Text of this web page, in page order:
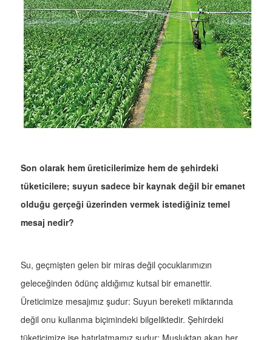
Son olarak hem üreticilerimize hem de şehirdeki
tüketicilere; suyun sadece bir kaynak değil bir emanet
olduğu gerçeği üzerinden vermek istediğiniz temel
mesaj nedir?
Su, geçmişten gelen bir miras değil çocuklarımızın
geleceğinden ödünç aldığımız kutsal bir emanettir.
Üreticimize mesajımız şudur: Suyun bereketi miktarında
değil onu kullanma biçimindeki bilgeliktedir. Şehirdeki